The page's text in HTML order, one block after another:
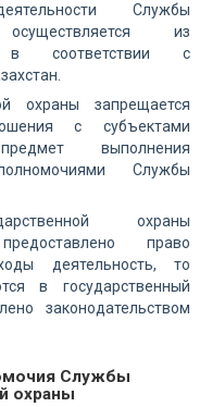
Службы
из
в соответствии с
охраны запрещается
с субъектами
выполнения
Службы
охраны
право
деятельность, то
в государственный
законодательством
Службы
охраны